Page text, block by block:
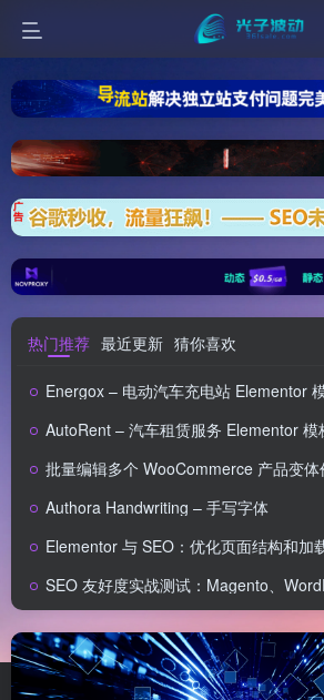
热门推荐 最近更新 猜你喜欢
Energox – 电动汽车充电站 Elementor
AutoRent – 汽车租赁服务 Elementor 模
批量编辑多个 WooCommerce 产品变体
Authora Handwriting – 手写字体
Elementor 与 SEO：优化页面结构和加
SEO 友好度实战测试：Magento、WordPress、Drupal 在